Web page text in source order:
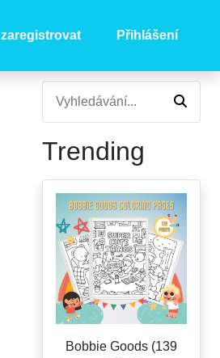
zaregistrovat Přihlášení
Trending
Bobbie Goods (139